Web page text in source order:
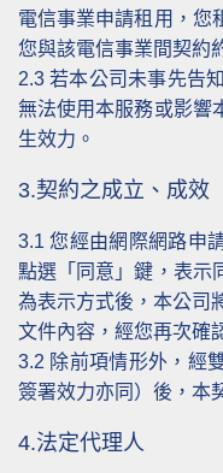
電信事業申請租用，您
您與該電信事業間契約
2.3若本公司未事先告
無法使用本服務或影響
生效力。
3.契約之成立、成效
3.1您經由網際網路申
點選「同意」鍵，表示
為表示方式後，本公司
文件內容，經您再次確
3.2 除前項情形外，經
簽署效力亦同）後，本
4.法定代理人